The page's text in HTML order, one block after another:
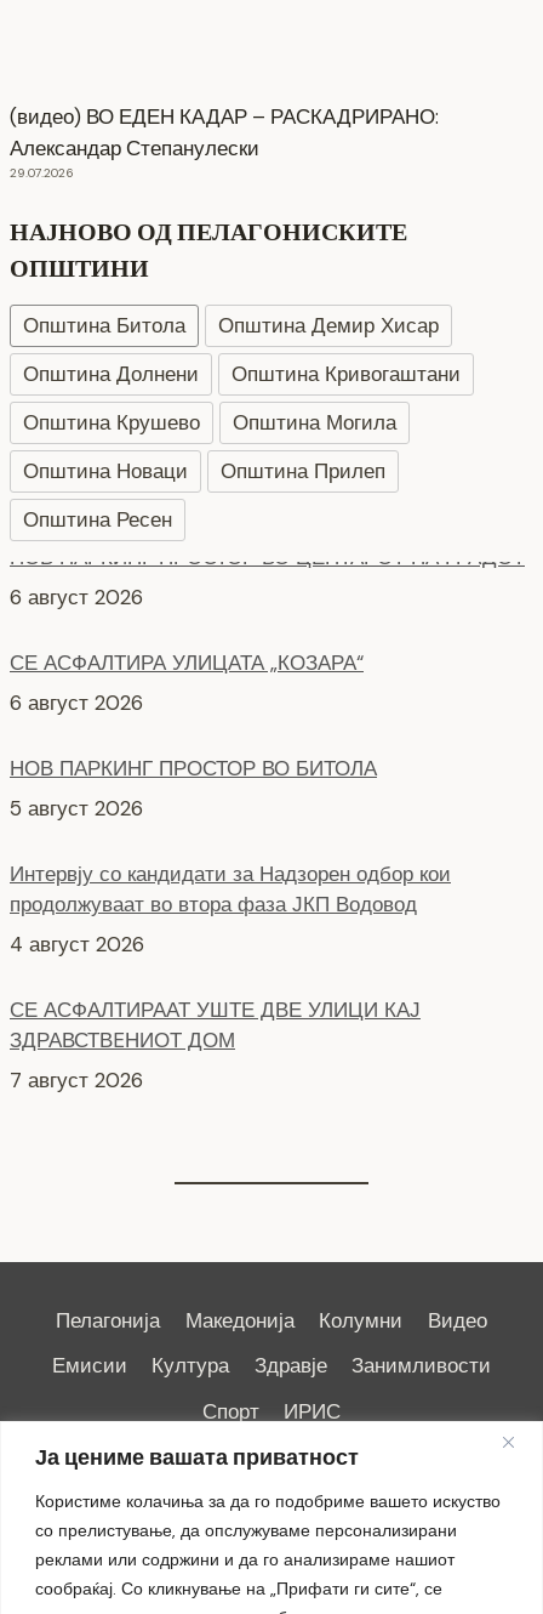
Ја цениме вашата приватност
Користиме колачиња за да го подобриме вашето искуство
со прелистување, да опслужуваме персонализирани
реклами или содржини и да го анализираме нашиот
сообраќај. Со кликнување на „Прифати ги сите“, се
(видео) ВО ЕДЕН КАДАР – РАСКАДРИРАНО:
Александар Степанулески
29.07.2026
НАЈНОВО ОД ПЕЛАГОНИСКИТЕ
ОПШТИНИ
Општина Битола
Општина Демир Хисар
Општина Долнени
Општина Кривогаштани
Општина Крушево
Општина Могила
Општина Новаци
Општина Прилеп
Општина Ресен
СЕ АСФАЛТИРА УЛИЦАТА „КОЗАРА“
6 август 2026
НОВ ПАРКИНГ ПРОСТОР ВО БИТОЛА
5 август 2026
продолжуваат во втора фаза ЈКП Водовод
СЕ АСФАЛТИРААТ УШТЕ ДВЕ УЛИЦИ КАЈ
ЗДРАВСТВEНИОТ ДОМ
НОВ ПАРКИНГ ПРОСТОР ВО ЦЕНТАРОТ НА ГРАДОТ
6 август 2026
Пелагонија Македонија Колумни
Видео
Емисии
Култура Здравје
Занимливости
Спорт
ИРИС
Импресум|Маркетинг